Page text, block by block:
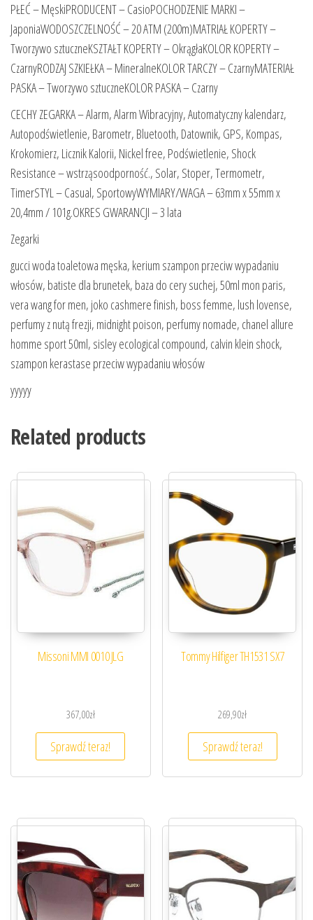
PŁEĆ – MęskiPRODUCENT – CasioPOCHODZENIE MARKI –
JaponiaWODOSZCZELNOŚĆ – 20 ATM (200m)MATRIAŁ KOPERTY –
Tworzywo sztuczneKSZTAŁT KOPERTY – OkrągłaKOLOR KOPERTY –
CzarnyRODZAJ SZKIEŁKA – MineralneKOLOR TARCZY – CzarnyMATERIAŁ
PASKA – Tworzywo sztuczneKOLOR PASKA – Czarny
CECHY ZEGARKA – Alarm, Alarm Wibracyjny, Automatyczny kalendarz,
Autopodświetlenie, Barometr, Bluetooth, Datownik, GPS, Kompas,
Krokomierz, Licznik Kalorii, Nickel free, Podświetlenie, Shock
Resistance – wstrząsoodporność., Solar, Stoper, Termometr,
TimerSTYL – Casual, SportowyWYMIARY/WAGA – 63mm x 55mm x
20,4mm / 101g.OKRES GWARANCJI – 3 lata
Zegarki
gucci woda toaletowa męska, kerium szampon przeciw wypadaniu
włosów, batiste dla brunetek, baza do cery suchej, 50ml mon paris,
vera wang for men, joko cashmere finish, boss femme, lush lovense,
perfumy z nutą frezji, midnight poison, perfumy nomade, chanel allure
homme sport 50ml, sisley ecological compound, calvin klein shock,
szampon kerastase przeciw wypadaniu włosów
yyyyy
Related products
Missoni MMI 0010 JLG
367,00zł
Sprawdź teraz!
Tommy Hilfiger TH1531 SX7
269,90zł
Sprawdź teraz!